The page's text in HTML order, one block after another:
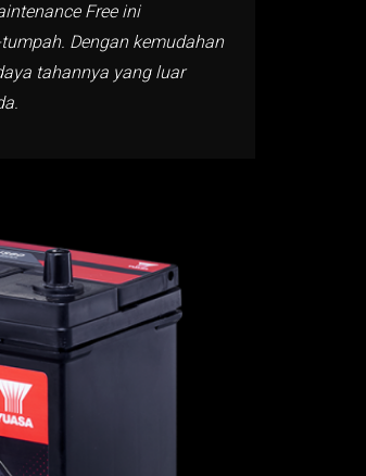
Free ini
Dengan kemudahan
tahannya yang luar